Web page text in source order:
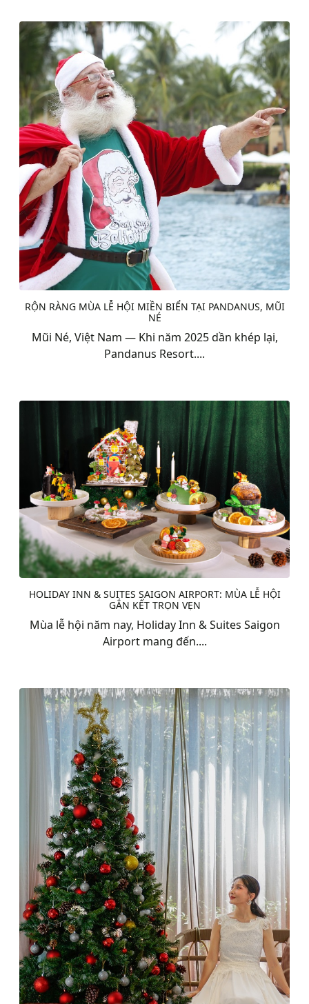
RỘN RÀNG MÙA LỄ HỘI MIỀN BIỂN TẠI PANDANUS, MŨI
NÉ
Mũi Né, Việt Nam — Khi năm 2025 dần khép lại,
Pandanus Resort....
HOLIDAY INN & SUITES SAIGON AIRPORT: MÙA LỄ HỘI
GẮN KẾT TRỌN VẸN
Mùa lễ hội năm nay, Holiday Inn & Suites Saigon
Airport mang đến....